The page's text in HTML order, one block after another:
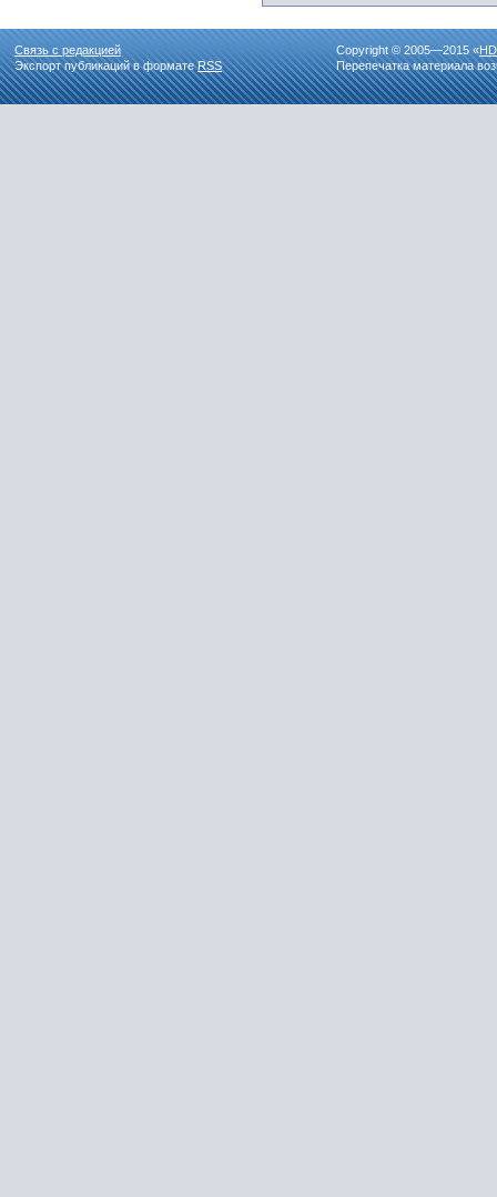
Связь с редакцией
Экспорт публикаций в форматеRSS
Copyright © 2005—2015 «
Перепечатка материала